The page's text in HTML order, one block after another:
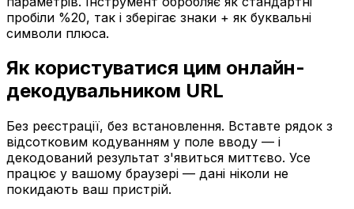
пробіли %20, так і зберігає знаки + як буквальні
символи плюса.
Як користуватися цим онлайн-
декодувальником URL
Без реєстрації, без встановлення. Вставте рядок з
відсотковим кодуванням у поле вводу — і
декодований результат з'явиться миттєво. Усе
працює у вашому браузері — дані ніколи не
покидають ваш пристрій.